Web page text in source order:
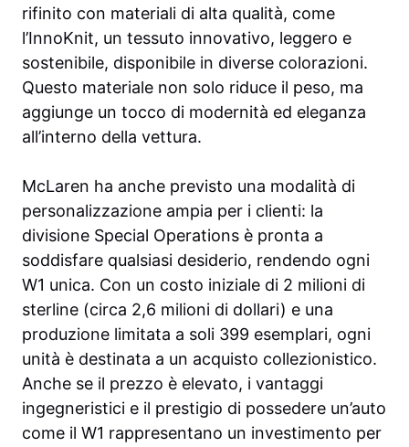
rifinito con materiali di alta qualità, come
l’InnoKnit, un tessuto innovativo, leggero e
sostenibile, disponibile in diverse colorazioni.
Questo materiale non solo riduce il peso, ma
aggiunge un tocco di modernità ed eleganza
all’interno della vettura.
McLaren ha anche previsto una modalità di
personalizzazione ampia per i clienti: la
divisione Special Operations è pronta a
soddisfare qualsiasi desiderio, rendendo ogni
W1 unica. Con un costo iniziale di 2 milioni di
sterline (circa 2,6 milioni di dollari) e una
produzione limitata a soli 399 esemplari, ogni
unità è destinata a un acquisto collezionistico.
Anche se il prezzo è elevato, i vantaggi
ingegneristici e il prestigio di possedere un’auto
come il W1 rappresentano un investimento per